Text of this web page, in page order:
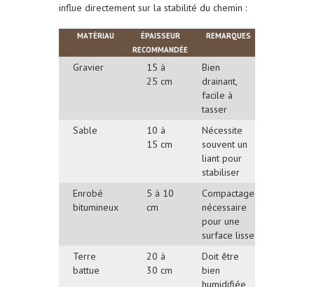
influe directement sur la stabilité du chemin :
MATÉRIAU
ÉPAISSEUR
RECOMMANDÉE
REMARQUES
Gravier
15 à
25 cm
Bien
drainant,
facile à
tasser
Sable
10 à
15 cm
Nécessite
souvent un
liant pour
stabiliser
Enrobé
bitumineux
5 à 10
cm
Compactage
nécessaire
pour une
surface lisse
Terre
battue
20 à
30 cm
Doit être
bien
humidifiée